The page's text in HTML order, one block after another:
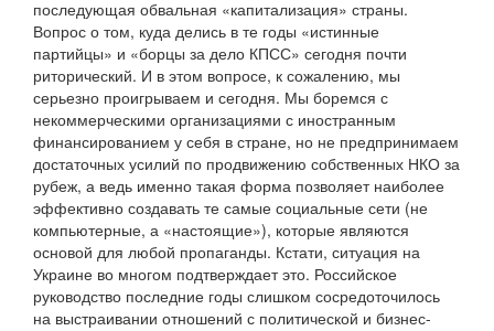
последующая обвальная «капитализация» страны.
Вопрос о том, куда делись в те годы «истинные
партийцы» и «борцы за дело КПСС» сегодня почти
риторический. И в этом вопросе, к сожалению, мы
серьезно проигрываем и сегодня. Мы боремся с
некоммерческими организациями с иностранным
финансированием у себя в стране, но не предпринимаем
достаточных усилий по продвижению собственных НКО за
рубеж, а ведь именно такая форма позволяет наиболее
эффективно создавать те самые социальные сети (не
компьютерные, а «настоящие»), которые являются
основой для любой пропаганды. Кстати, ситуация на
Украине во многом подтверждает это. Российское
руководство последние годы слишком сосредоточилось
на выстраивании отношений с политической и бизнес-